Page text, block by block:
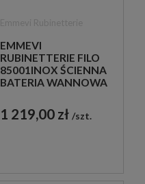
EMMEVI
RUBINETTERIE FILO
85001INOX ŚCIENNA
BATERIA WANNOWA
1 219,00 zł szt.